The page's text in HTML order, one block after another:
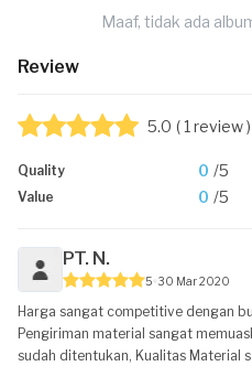
Maaf, tidak ada
Review
5.0 ( 1 review )
Quality 0 /5
Value 0 /5
PT. N.
5 30 Mar 2020
Harga sangat competitive dengan
Pengiriman material sangat
sudah ditentukan, Kualitas Material